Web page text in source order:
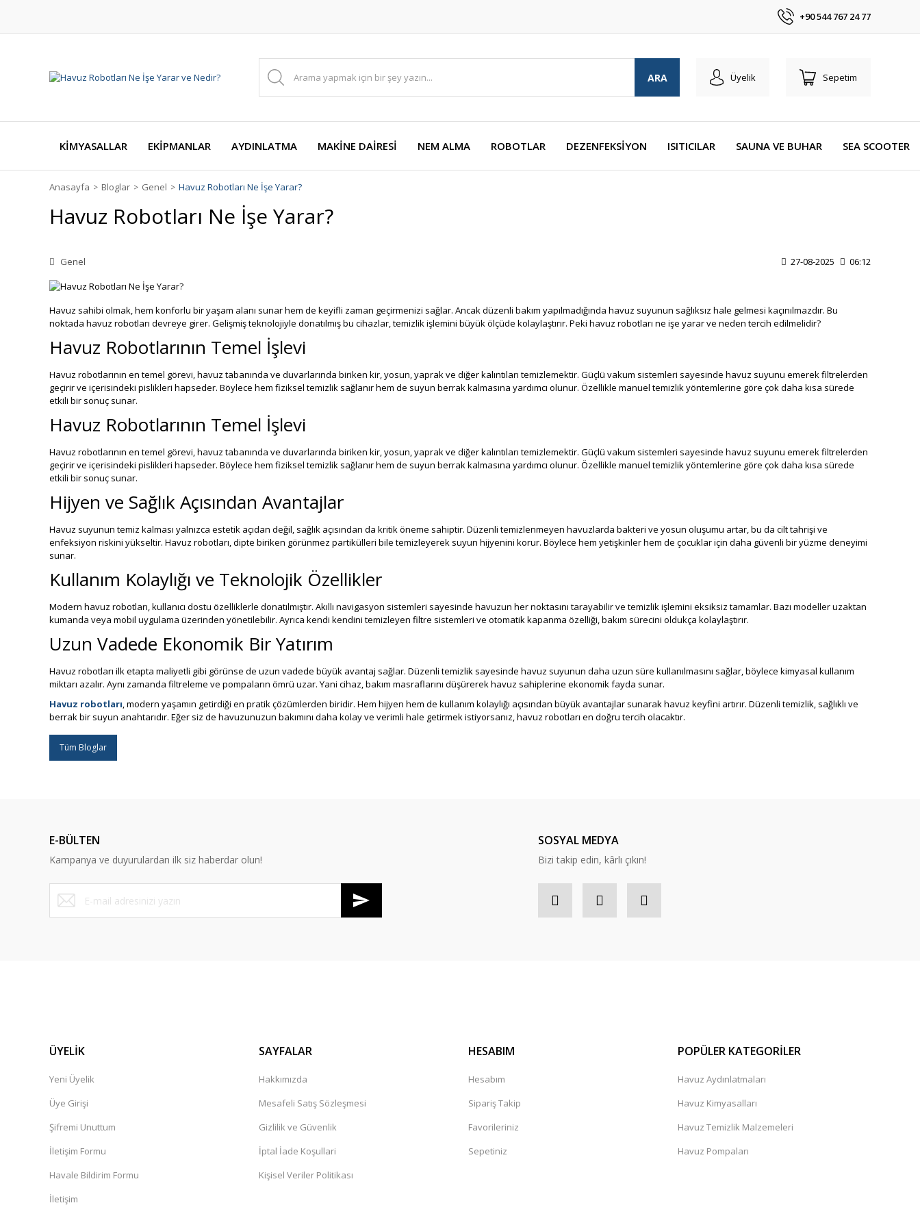
+90 544 767 24 77
ARA Üyelik Sepetim
KİMYASALLAR EKİPMANLAR AYDINLATMA MAKİNE DAİRESİ NEM ALMA ROBOTLAR DEZENFEKSİYON ISITICILAR SAUNA VE BUHAR SEA SCOOTER
Anasayfa Bloglar Genel Havuz Robotları Ne İşe Yarar?
Havuz Robotları Ne İşe Yarar?
Genel 27-08-2025 06:12
Havuz sahibi olmak, hem konforlu bir yaşam alanı sunar hem de keyifli zaman geçirmenizi sağlar. Ancak düzenli bakım yapılmadığında havuz suyunun sağlıksız hale gelmesi kaçınılmazdır. Bu
noktada havuz robotları devreye girer. Gelişmiş teknolojiyle donatılmış bu cihazlar, temizlik işlemini büyük ölçüde kolaylaştırır. Peki havuz robotları ne işe yarar ve neden tercih edilmelidir?
Havuz Robotlarının Temel İşlevi
Havuz robotlarının en temel görevi, havuz tabanında ve duvarlarında biriken kir, yosun, yaprak ve diğer kalıntıları temizlemektir. Güçlü vakum sistemleri sayesinde havuz suyunu emerek filtrelerden
geçirir ve içerisindeki pislikleri hapseder. Böylece hem fiziksel temizlik sağlanır hem de suyun berrak kalmasına yardımcı olunur. Özellikle manuel temizlik yöntemlerine göre çok daha kısa sürede
etkili bir sonuç sunar.
Havuz Robotlarının Temel İşlevi
Havuz robotlarının en temel görevi, havuz tabanında ve duvarlarında biriken kir, yosun, yaprak ve diğer kalıntıları temizlemektir. Güçlü vakum sistemleri sayesinde havuz suyunu emerek filtrelerden
geçirir ve içerisindeki pislikleri hapseder. Böylece hem fiziksel temizlik sağlanır hem de suyun berrak kalmasına yardımcı olunur. Özellikle manuel temizlik yöntemlerine göre çok daha kısa sürede
etkili bir sonuç sunar.
Hijyen ve Sağlık Açısından Avantajlar
Havuz suyunun temiz kalması yalnızca estetik açıdan değil, sağlık açısından da kritik öneme sahiptir. Düzenli temizlenmeyen havuzlarda bakteri ve yosun oluşumu artar, bu da cilt tahrişi ve
enfeksiyon riskini yükseltir. Havuz robotları, dipte biriken görünmez partikülleri bile temizleyerek suyun hijyenini korur. Böylece hem yetişkinler hem de çocuklar için daha güvenli bir yüzme deneyimi
sunar.
Kullanım Kolaylığı ve Teknolojik Özellikler
Modern havuz robotları, kullanıcı dostu özelliklerle donatılmıştır. Akıllı navigasyon sistemleri sayesinde havuzun her noktasını tarayabilir ve temizlik işlemini eksiksiz tamamlar. Bazı modeller uzaktan
kumanda veya mobil uygulama üzerinden yönetilebilir. Ayrıca kendi kendini temizleyen filtre sistemleri ve otomatik kapanma özelliği, bakım sürecini oldukça kolaylaştırır.
Uzun Vadede Ekonomik Bir Yatırım
Havuz robotları ilk etapta maliyetli gibi görünse de uzun vadede büyük avantaj sağlar. Düzenli temizlik sayesinde havuz suyunun daha uzun süre kullanılmasını sağlar, böylece kimyasal kullanım
miktarı azalır. Aynı zamanda filtreleme ve pompaların ömrü uzar. Yani cihaz, bakım masraflarını düşürerek havuz sahiplerine ekonomik fayda sunar.
Havuz robotları, modern yaşamın getirdiği en pratik çözümlerden biridir. Hem hijyen hem de kullanım kolaylığı açısından büyük avantajlar sunarak havuz keyfini artırır. Düzenli temizlik, sağlıklı ve
berrak bir suyun anahtarıdır. Eğer siz de havuzunuzun bakımını daha kolay ve verimli hale getirmek istiyorsanız, havuz robotları en doğru tercih olacaktır.
Tüm Bloglar
E-BÜLTEN
Kampanya ve duyurulardan ilk siz haberdar olun!
SOSYAL MEDYA
Bizi takip edin, kârlı çıkın!
ÜYELİK
Yeni Üyelik
Üye Girişi
Şifremi Unuttum
İletişim Formu
Havale Bildirim Formu
İletişim
SAYFALAR
Hakkımızda
Mesafeli Satış Sözleşmesi
Gizlilik ve Güvenlik
İptal İade Koşullari
Kişisel Veriler Politikası
HESABIM
Hesabım
Sipariş Takip
Favorileriniz
Sepetiniz
POPÜLER KATEGORİLER
Havuz Aydınlatmaları
Havuz Kimyasalları
Havuz Temizlik Malzemeleri
Havuz Pompaları